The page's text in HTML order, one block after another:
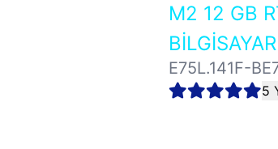
M2 12 GB
E75L.141F-
5